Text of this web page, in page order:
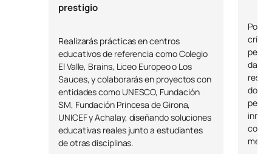
prestigio
Realizarás prácticas en centros
educativos de referencia como Colegio
El Valle, Brains, Liceo Europeo o Los
Sauces, y colaborarás en proyectos con
entidades como UNESCO, Fundación
SM, Fundación Princesa de Girona,
UNICEF y Achalay, diseñando soluciones
educativas reales junto a estudiantes
de otras disciplinas.